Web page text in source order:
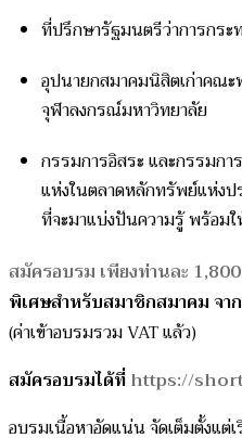
ที่ปรึกษารัฐมนตรีว่าการกระ
อุปนายกสมาคมนิสิตเก่าคณ
จุฬาลงกรณ์มหาวิทยาลัย
กรรมการอิสระ และกรรมก
แห่งในตลาดหลักทรัพย์แห่งป
ที่จะมาแบ่งปันความรู้ พร้อม
สมัครอบรม เพียงท่านละ
พิเศษสำหรับสมาชิกสมาคม จา
(ค่าเข้าอบรมรวม VAT แล้ว)
สมัครอบรมได้ที่https://
อบรมเนื้อหาอัดแน่น จัดเต็มตั้งแต่